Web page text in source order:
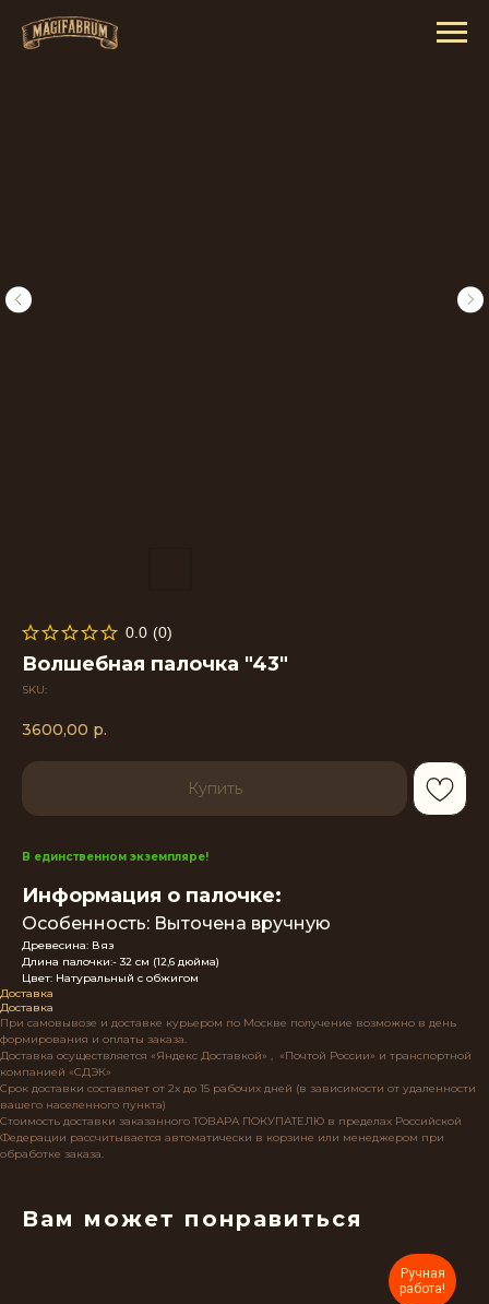
0.0 (0)
Волшебная палочка "43"
SKU:
3600,00 р.
Купить
В единственном экземпляре!
Информация о палочке:
Особенность: Выточена вручную
Древесина: Вяз
Длина палочки:- 32 см (12,6 дюйма)
Цвет: Натуральный с обжигом
Доставка
Доставка
При самовывозе и доставке курьером по Москве получение возможно в день
формирования и оплаты заказа.
Доставка осуществляется «Яндекс Доставкой» , «Почтой России» и транспортной
компанией «СДЭК»
Срок доставки составляет от 2х до 15 рабочих дней (в зависимости от удаленности
вашего населенного пункта)
Стоимость доставки заказанного ТОВАРА ПОКУПАТЕЛЮ в пределах Российской
Федерации рассчитывается автоматически в корзине или менеджером при
обработке заказа.
Вам может понравиться
Ручная
работа!